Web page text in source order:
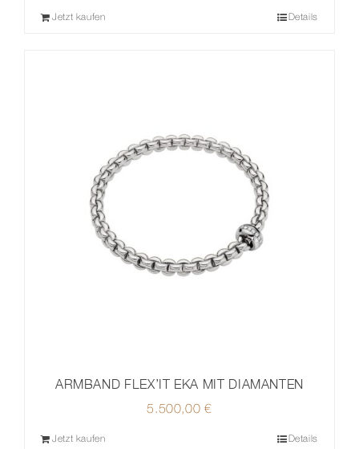
Jetzt kaufen Details
ARMBAND FLEX’IT EKA MIT DIAMANTEN
5.500,00€
Jetzt kaufen Details